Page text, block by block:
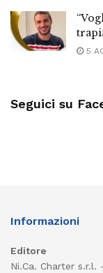
5
Seguici su
Informazioni
Editore
Ni.Ca. Charter